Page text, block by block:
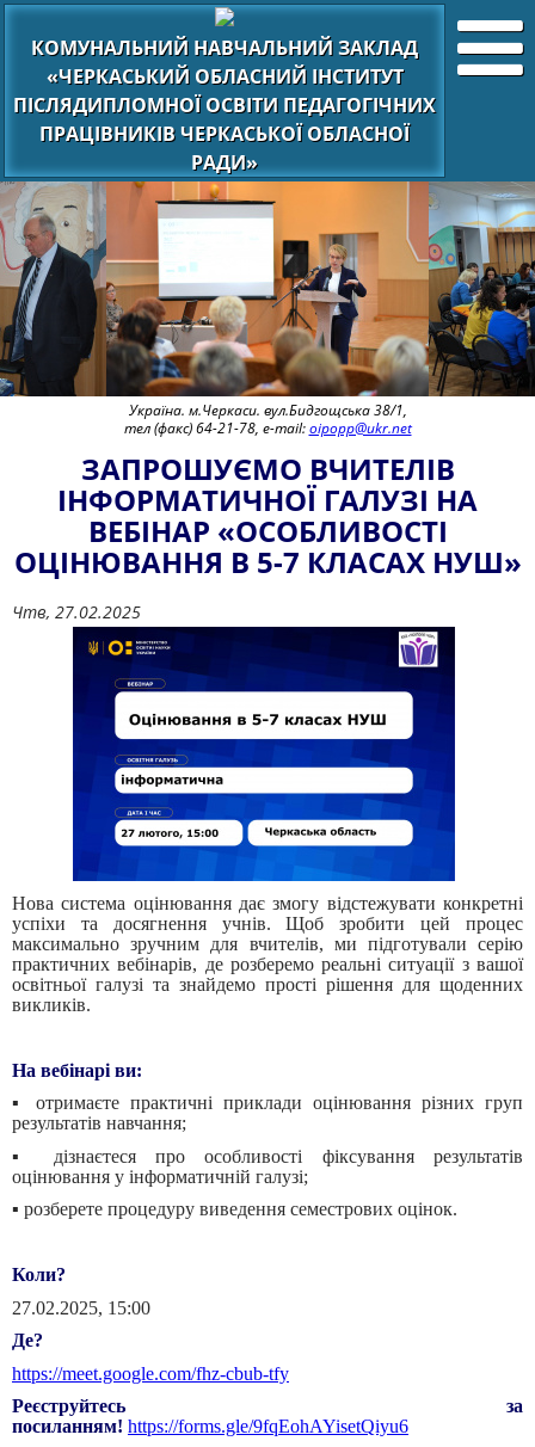
КОМУНАЛЬНИЙ НАВЧАЛЬНИЙ ЗАКЛАД
«ЧЕРКАСЬКИЙ ОБЛАСНИЙ ІНСТИТУТ
ПІСЛЯДИПЛОМНОЇ ОСВІТИ ПЕДАГОГІЧНИХ
ПРАЦІВНИКІВ ЧЕРКАСЬКОЇ ОБЛАСНОЇ
РАДИ»
Україна. м.Черкаси. вул.Бидгощська 38/1,
тел (факс) 64-21-78, e-mail:oipopp@ukr.net
ЗАПРОШУЄМО ВЧИТЕЛІВ
ІНФОРМАТИЧНОЇ ГАЛУЗІ НА
ВЕБІНАР «ОСОБЛИВОСТІ
ОЦІНЮВАННЯ В 5-7 КЛАСАХ НУШ»
Чтв, 27.02.2025
Нова система оцінювання дає змогу відстежувати конкретні
успіхи та досягнення учнів. Щоб зробити цей процес
максимально зручним для вчителів, ми підготували серію
практичних вебінарів, де розберемо реальні ситуації з вашої
освітньої галузі та знайдемо прості рішення для щоденних
викликів.
На вебінарі ви:
▪️ отримаєте практичні приклади оцінювання різних груп
результатів навчання;
▪️ дізнаєтеся про особливості фіксування результатів
оцінювання у інформатичній галузі;
▪️ розберете процедуру виведення семестрових оцінок.
Коли?
27.02.2025, 15:00
Де?
https://meet.google.com/fhz-cbub-tfy
Реєструйтесь за
посиланням! https://forms.gle/9fqEohAYisetQiyu6